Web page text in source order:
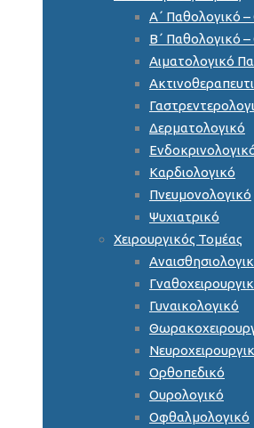
Α΄ Παθολογικό
Β΄ Παθολογικό
Αιματολογικό
Δερματολογικό
Καρδιολογικό
Πνευμονολογικό
Ψυχιατρικό
Χειρουργικός Τομέας
Γυναικολογικό
Ορθοπεδικό
Ουρολογικό
Οφθαλμολογικό